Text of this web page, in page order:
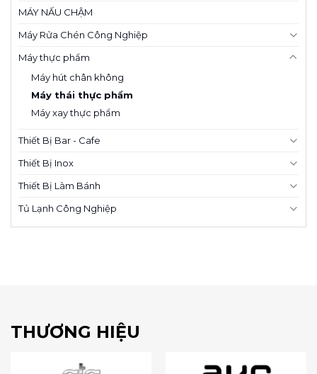
MÁY NẤU CHẬM
Máy Rửa Chén Công Nghiệp
Máy thực phẩm
Máy hút chân không
Máy thái thực phẩm
Máy xay thực phẩm
Thiết Bị Bar - Cafe
Thiết Bị Inox
Thiết Bị Làm Bánh
Tủ Lạnh Công Nghiệp
THƯƠNG HIỆU